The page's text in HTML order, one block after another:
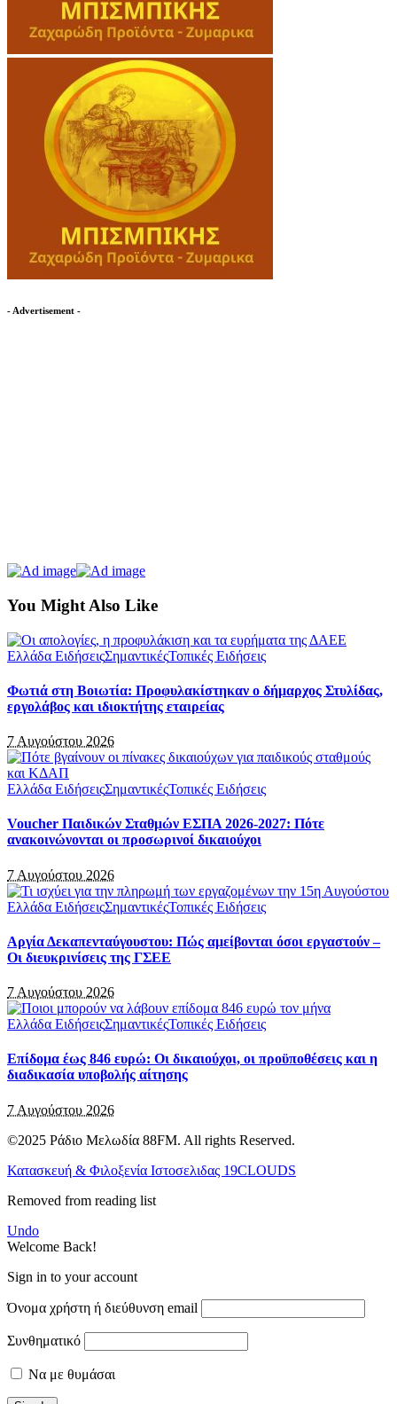
- Advertisement -
You Might Also Like
Ελλάδα ΕιδήσειςΣημαντικέςΤοπικές Ειδήσεις
Φωτιά στη Βοιωτία: Προφυλακίστηκαν ο δήμαρχος Στυλίδας,
εργολάβος και ιδιοκτήτης εταιρείας
7 Αυγούστου 2026
Ελλάδα ΕιδήσειςΣημαντικέςΤοπικές Ειδήσεις
Voucher Παιδικών Σταθμών ΕΣΠΑ 2026-2027: Πότε
ανακοινώνονται οι προσωρινοί δικαιούχοι
7 Αυγούστου 2026
Ελλάδα ΕιδήσειςΣημαντικέςΤοπικές Ειδήσεις
Αργία Δεκαπενταύγουστου: Πώς αμείβονται όσοι εργαστούν –
Οι διευκρινίσεις της ΓΣΕΕ
7 Αυγούστου 2026
Ελλάδα ΕιδήσειςΣημαντικέςΤοπικές Ειδήσεις
Επίδομα έως 846 ευρώ: Οι δικαιούχοι, οι προϋποθέσεις και η
διαδικασία υποβολής αίτησης
7 Αυγούστου 2026
©2025 Ράδιο Μελωδία 88FM. All rights Reserved.
Κατασκευή & Φιλοξενία Ιστοσελιδας 19CLOUDS
Removed from reading list
Undo
Welcome Back!
Sign in to your account
Όνομα χρήστη ή διεύθυνση email
Συνθηματικό
Να με θυμάσαι